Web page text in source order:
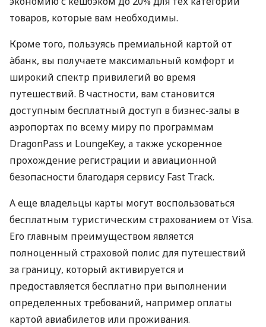
товаров, которые вам необходимы.
Кроме того, пользуясь премиальной картой от
àбанк, вы получаете максимальный комфорт и
широкий спектр привилегий во время
путешествий. В частности, вам становится
доступным бесплатный доступ в бизнес-залы в
аэропортах по всему миру по программам
DragonPass и LoungeKey, а также ускоренное
прохождение регистрации и авиационной
безопасности благодаря сервису Fast Track.
А еще владельцы карты могут воспользоваться
бесплатным туристическим страхованием от Visa.
Его главным преимуществом является
полноценный страховой полис для путешествий
за границу, который активируется и
предоставляется бесплатно при выполнении
определенных требований, например оплаты
картой авиабилетов или проживания.